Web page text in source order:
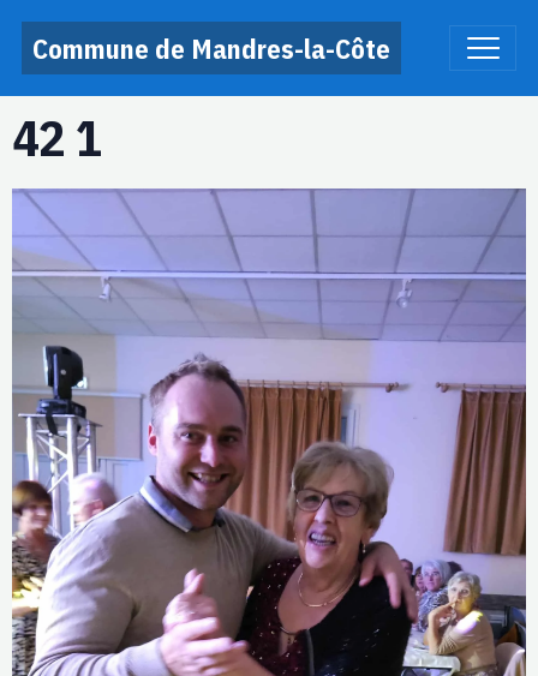
Commune de Mandres-la-Côte
42 1